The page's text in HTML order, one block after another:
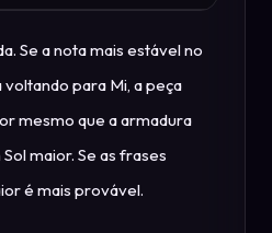
Se a nota mais estável no
para Mi, a peça
mesmo que a armadura
maior. Se as frases
é mais provável.